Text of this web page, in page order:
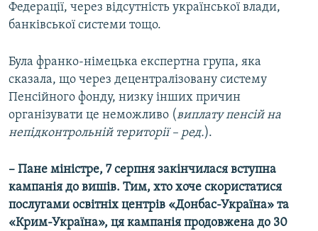
Федерації, через відсутність української влади,
банківської системи тощо.
Була франко-німецька експертна група, яка
сказала, що через децентралізовану систему
Пенсійного фонду, низку інших причин
організувати це неможливо (виплату пенсій на
непідконтрольній території – ред.).
– Пане міністре, 7 серпня закінчилася вступна
кампанія до вишів. Тим, хто хоче скористатися
послугами освітніх центрів «Донбас-Україна» та
«Крим-Україна», ця кампанія продовжена до 30